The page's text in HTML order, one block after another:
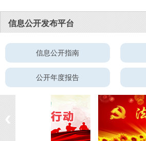
信息公开发布平台
信息公开指南
公开年度报告